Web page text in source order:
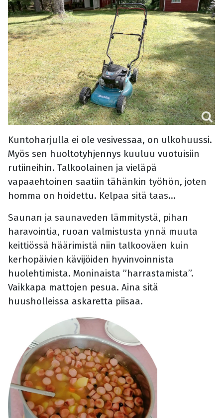
Kuntoharjulla ei ole vesivessaa, on ulkohuussi.
Myös sen huoltotyhjennys kuuluu vuotuisiin
rutiineihin. Talkoolainen ja vieläpä
vapaaehtoinen saatiin tähänkin työhön, joten
homma on hoidettu. Kelpaa sitä taas...
Saunan ja saunaveden lämmitystä, pihan
haravointia, ruoan valmistusta ynnä muuta
keittiössä häärimistä niin talkooväen kuin
kerhopäivien kävijöiden hyvinvoinnista
huolehtimista. Moninaista ”harrastamista”.
Vaikkapa mattojen pesua. Aina sitä
huusholleissa askaretta piisaa.